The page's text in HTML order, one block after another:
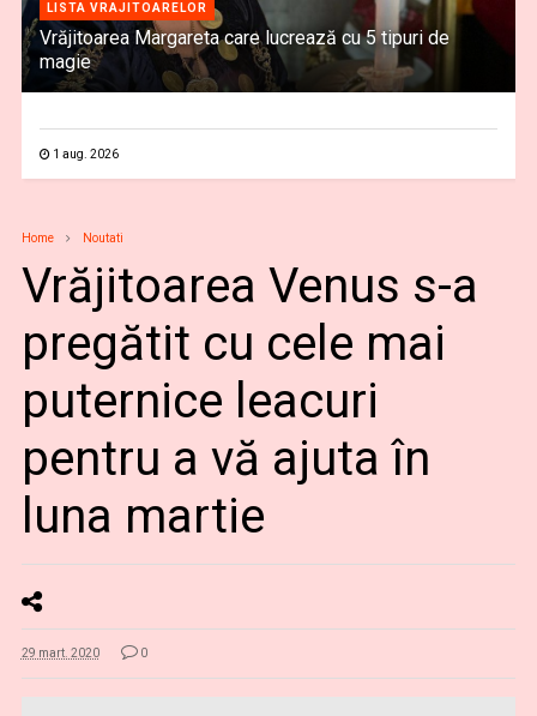
LISTA VRAJITOARELOR
Vrăjitoarea Margareta care lucrează cu 5 tipuri de
magie
1 aug. 2026
Home Noutati
Vrăjitoarea Venus s-a
pregătit cu cele mai
puternice leacuri
pentru a vă ajuta în
luna martie
29 mart. 2020 0